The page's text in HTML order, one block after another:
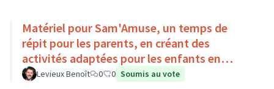
Matériel pour Sam'Amuse, un temps de
répit pour les parents, en créant des
activités adaptées pour les enfants en
situation de handicap
Levieux Benoît 0 0 Soumis au vote